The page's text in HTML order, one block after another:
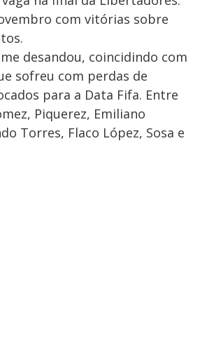
com vitórias sobre
desandou, coincidindo com
sofreu com perdas de
para a Data Fifa. Entre
Piquerez, Emiliano
Torres, Flaco López, Sosa e